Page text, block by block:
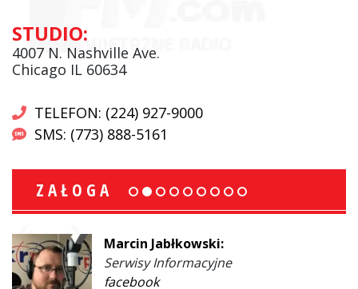
STUDIO:
4007 N. Nashville Ave.
Chicago IL 60634
TELEFON: (224) 927-9000
SMS: (773) 888-5161
ZAŁOGA
Marcin Jabłkowski:
Serwisy Informacyjne
facebook